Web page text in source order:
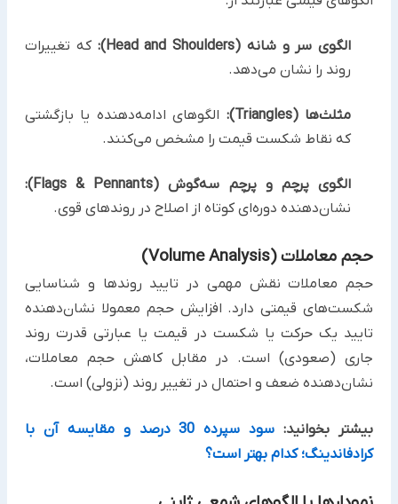
الگوی سر و شانه (Head and Shoulders):
که تغییرات
روند را نشان می‌دهد.
مثلث‌ها (Triangles):
الگوهای ادامه‌دهنده یا بازگشتی
که نقاط شکست قیمت را مشخص می‌کنند.
الگوی پرچم و پرچم سه‌گوش (Flags & Pennants):
نشان‌دهنده دوره‌ای کوتاه از اصلاح در روندهای قوی.
حجم معاملات (Volume Analysis)
حجم معاملات نقش مهمی در تایید روندها و شناسایی
شکست‌های قیمتی دارد. افزایش حجم معمولا نشان‌دهنده
تایید یک حرکت یا شکست در قیمت یا عبارتی قدرت روند
جاری (صعودی) است. در مقابل کاهش حجم معاملات،
نشان‌دهنده ضعف و احتمال در تغییر روند (نزولی) است.
بیشتر بخوانید:
سود سپرده 30 درصد و مقایسه آن با
کرادفاندینگ؛ کدام بهتر است؟